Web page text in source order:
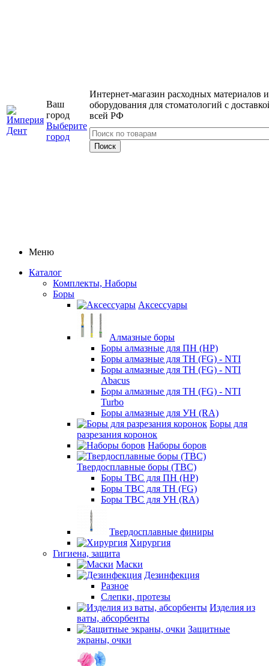
Ваш
город
Выберите
город
Интернет-магазин расходных материалов и
оборудования для стоматологий с
всей РФ
Меню
Каталог
Комплекты, Наборы
Боры
Аксессуары
Алмазные боры
Боры алмазные для ПН (HP)
Боры алмазные для ТН (FG) - NTI
Боры алмазные для ТН (FG) - NTI
Abacus
Боры алмазные для ТН (FG) - NTI
Turbo
Боры алмазные для УН (RA)
Боры для
разрезания коронок
Наборы боров
Твердосплавные боры (ТВС)
Боры ТВС для ПН (HP)
Боры ТВС для ТН (FG)
Боры ТВС для УН (RA)
Твердосплавные финиры
Хирургия
Гигиена, защита
Маски
Дезинфекция
Разное
Слепки, протезы
Изделия из
ваты, абсорбенты
Защитные
экраны, очки